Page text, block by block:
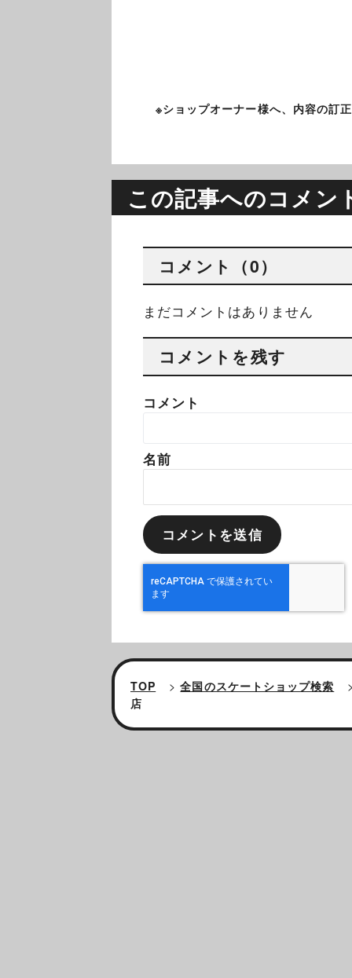
※ショップオーナー様へ、内容の訂
この記事へのコメン
コメント（0）
まだコメントはありません
コメントを残す
コメント
名前
TOP >全国のスケートショップ検索
店